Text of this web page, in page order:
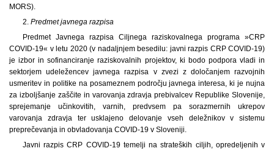
MORS).
2. Predmet javnega razpisa
Predmet Javnega razpisa Ciljnega raziskovalnega programa »CRP
COVID-19« v letu 2020 (v nadaljnjem besedilu: javni razpis CRP COVID-19)
je izbor in sofinanciranje raziskovalnih projektov, ki bodo podpora vladi in
sektorjem udeležencev javnega razpisa v zvezi z določanjem razvojnih
usmeritev in politike na posameznem področju javnega interesa, ki je nujna
za izboljšanje zaščite in varovanja zdravja prebivalcev Republike Slovenije,
sprejemanje učinkovitih, varnih, predvsem pa sorazmernih ukrepov
varovanja zdravja ter usklajeno delovanje vseh deležnikov v sistemu
preprečevanja in obvladovanja COVID-19 v Sloveniji.
Javni razpis CRP COVID-19 temelji na strateških ciljih, opredeljenih v